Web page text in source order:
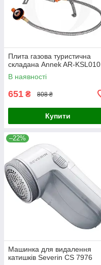
Плита газова туристична
складана Annek AR-KSL010
В наявності
651 ₴ 808 ₴
Купити
–22%
Машинка для видалення
катишків Severin CS 7976